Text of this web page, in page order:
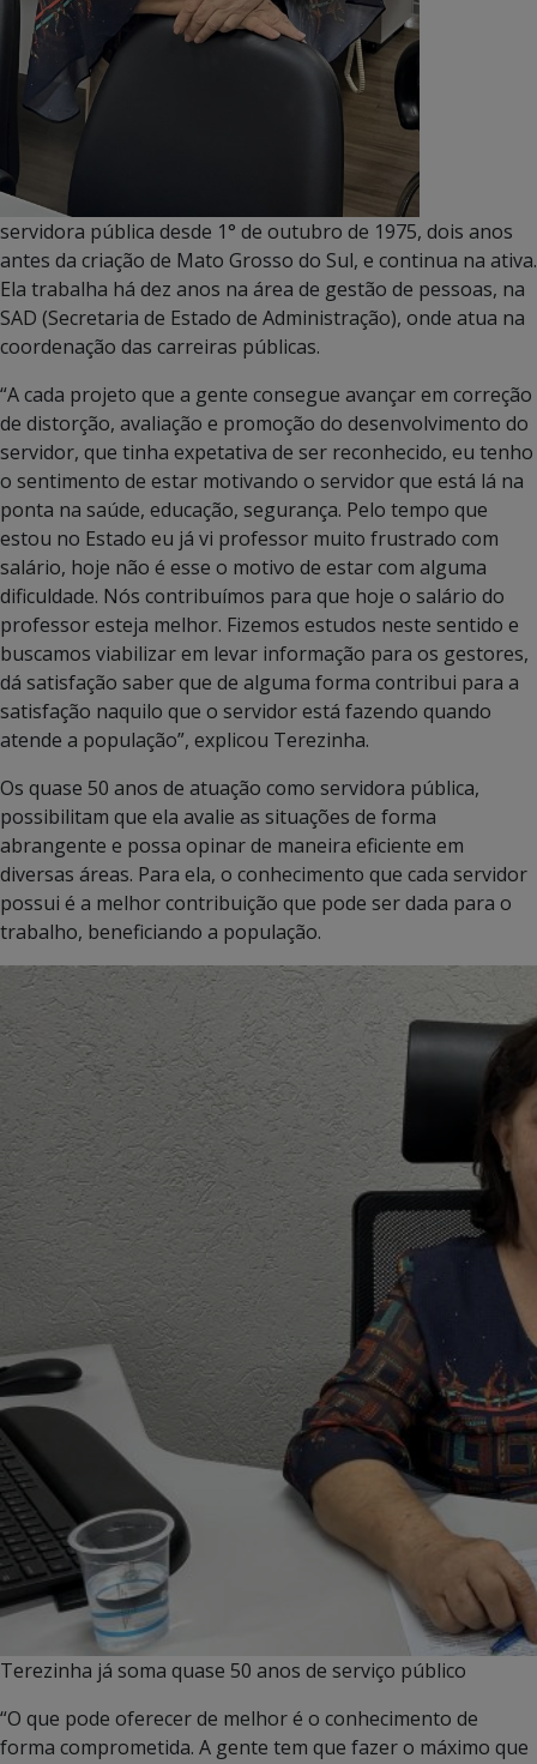
servidora pública desde 1° de outubro de 1975, dois anos
antes da criação de Mato Grosso do Sul, e continua na ativa.
Ela trabalha há dez anos na área de gestão de pessoas, na
SAD (Secretaria de Estado de Administração), onde atua na
coordenação das carreiras públicas.
“A cada projeto que a gente consegue avançar em correção
de distorção, avaliação e promoção do desenvolvimento do
servidor, que tinha expetativa de ser reconhecido, eu tenho
o sentimento de estar motivando o servidor que está lá na
ponta na saúde, educação, segurança. Pelo tempo que
estou no Estado eu já vi professor muito frustrado com
salário, hoje não é esse o motivo de estar com alguma
dificuldade. Nós contribuímos para que hoje o salário do
professor esteja melhor. Fizemos estudos neste sentido e
buscamos viabilizar em levar informação para os gestores,
dá satisfação saber que de alguma forma contribui para a
satisfação naquilo que o servidor está fazendo quando
atende a população”, explicou Terezinha.
Os quase 50 anos de atuação como servidora pública,
possibilitam que ela avalie as situações de forma
abrangente e possa opinar de maneira eficiente em
diversas áreas. Para ela, o conhecimento que cada servidor
possui é a melhor contribuição que pode ser dada para o
trabalho, beneficiando a população.
Terezinha já soma quase 50 anos de serviço público
“O que pode oferecer de melhor é o conhecimento de
forma comprometida. A gente tem que fazer o máximo que